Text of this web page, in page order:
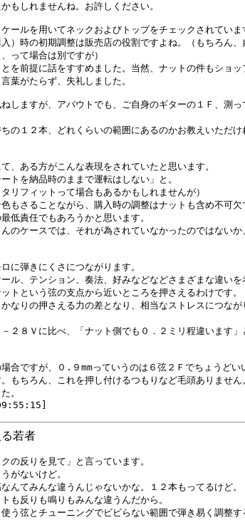
もしれませんね。お許しください。
ールを用いてネックおよびトップをチェックされていま
）時の初期調整は販売店の役割ですよね。（もちろん、
って場合は別ですが）
を前提に話をすすめました。当然、ナットの件もショッ
葉がたらず、失礼しました。
しますが、アバウトでも、ご自身のギターの１Ｆ、測っ
の１２本、どれくらいの範囲にあるのかお教えいただけ
、ある方がこんな表現をされていたと思います。
ートを納品時のままで運転はしない」と。
タリフィットって場合もあるかもしれませんが）
もさることながら、購入時の調整はナットも含め不可欠
低責任でもあろうかと思います。
のケースでは、それが為されていなかったのではないか
に弾きにくさにつながります。
ル、テンション、奏法、好みなどなどさまざまな違いを
トという弦の支点から近いところを押さえるわけです。
なりの押さえる力の差となり、相当なストレスにつなが
２８Ｖに比べ、「ナット側でも０．２ミリ程違います」
合ですが、０.９mmっていうのは６弦２Ｆでちょうどい
もちろん、これを押し付けるつもりなど毛頭ありません
。
る若者
の反りを見て」と言っています。
がないけど。
んてみんな違うんじゃないかな。１２本もってるけど。
も反りも鳴りもみんな違うんだから。
う弦とチューニングでビビらない範囲で弾き易く調整す